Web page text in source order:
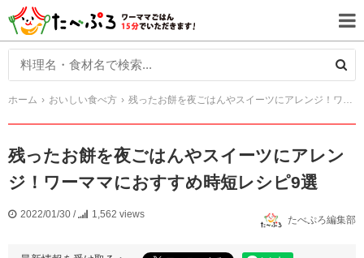
ホーム おいしい食べ方 残ったお餅を夜ごはんやスイーツにアレンジ！ワーママにおすすめ時短レシピ9選
残ったお餅を夜ごはんやスイーツにアレン
ジ！ワーママにおすすめ時短レシピ9選
2022/01/30 / 1,562 views たべぷろ編集部